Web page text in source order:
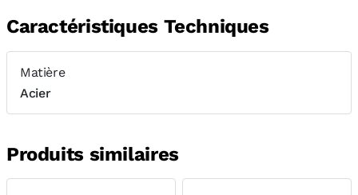
Caractéristiques Techniques
Matière
Acier
Produits similaires